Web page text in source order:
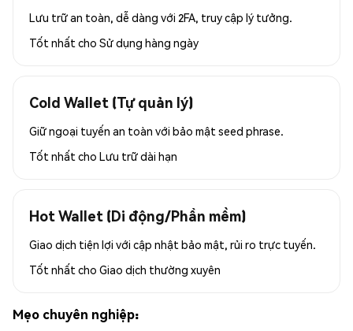
Lưu trữ an toàn, dễ dàng với 2FA, truy cập lý tưởng.
Tốt nhất cho Sử dụng hàng ngày
Cold Wallet (Tự quản lý)
Giữ ngoại tuyến an toàn với bảo mật seed phrase.
Tốt nhất cho Lưu trữ dài hạn
Hot Wallet (Di động/Phần mềm)
Giao dịch tiện lợi với cập nhật bảo mật, rủi ro trực tuyến.
Tốt nhất cho Giao dịch thường xuyên
Mẹo chuyên nghiệp: